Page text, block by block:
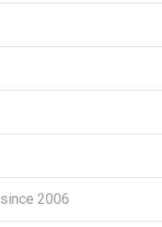
2006